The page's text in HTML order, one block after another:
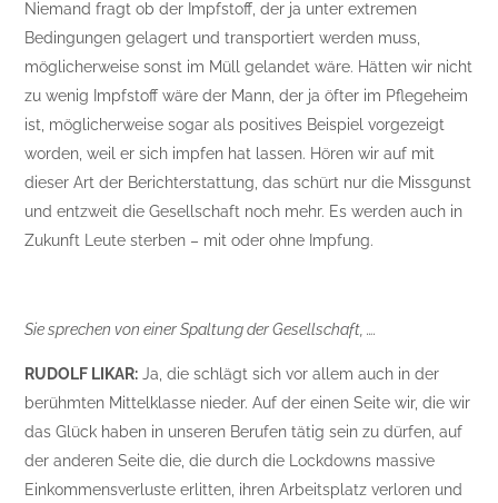
Niemand fragt ob der Impfstoff, der ja unter extremen
Bedingungen gelagert und transportiert werden muss,
möglicherweise sonst im Müll gelandet wäre. Hätten wir nicht
zu wenig Impfstoff wäre der Mann, der ja öfter im Pflegeheim
ist, möglicherweise sogar als positives Beispiel vorgezeigt
worden, weil er sich impfen hat lassen. Hören wir auf mit
dieser Art der Berichterstattung, das schürt nur die Missgunst
und entzweit die Gesellschaft noch mehr. Es werden auch in
Zukunft Leute sterben – mit oder ohne Impfung.
Sie sprechen von einer Spaltung der Gesellschaft, ….
RUDOLF LIKAR: Ja, die schlägt sich vor allem auch in der
berühmten Mittelklasse nieder. Auf der einen Seite wir, die wir
das Glück haben in unseren Berufen tätig sein zu dürfen, auf
der anderen Seite die, die durch die Lockdowns massive
Einkommensverluste erlitten, ihren Arbeitsplatz verloren und